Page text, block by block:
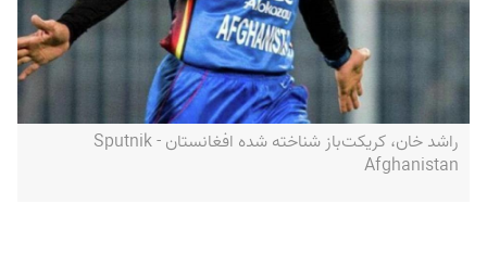
راشد خان، کریکت‌باز شناخته شده افغانستان - Sputnik
Afghanistan